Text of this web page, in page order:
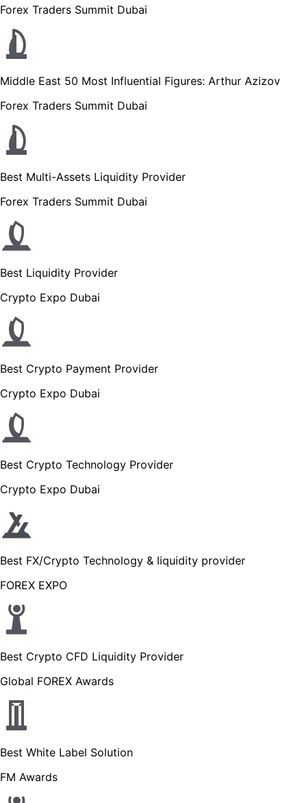
Forex Traders Summit Dubai
Middle East 50 Most Influential Figures: Arthur Azizov
Forex Traders Summit Dubai
Best Multi-Assets Liquidity Provider
Forex Traders Summit Dubai
Best Liquidity Provider
Crypto Expo Dubai
Best Crypto Payment Provider
Crypto Expo Dubai
Best Crypto Technology Provider
Crypto Expo Dubai
Best FX/Crypto Technology & liquidity provider
FOREX EXPO
Best Crypto CFD Liquidity Provider
Global FOREX Awards
Best White Label Solution
FM Awards